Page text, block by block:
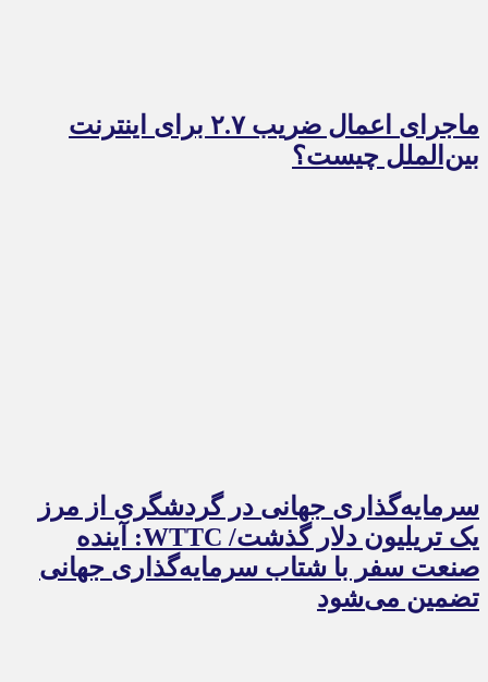
ماجرای اعمال ضریب ۲.۷ برای اینترنت
بین‌الملل چیست؟
سرمایه‌گذاری جهانی در گردشگری از مرز
یک تریلیون دلار گذشت/ WTTC: آینده
صنعت سفر با شتاب سرمایه‌گذاری جهانی
تضمین می‌شود